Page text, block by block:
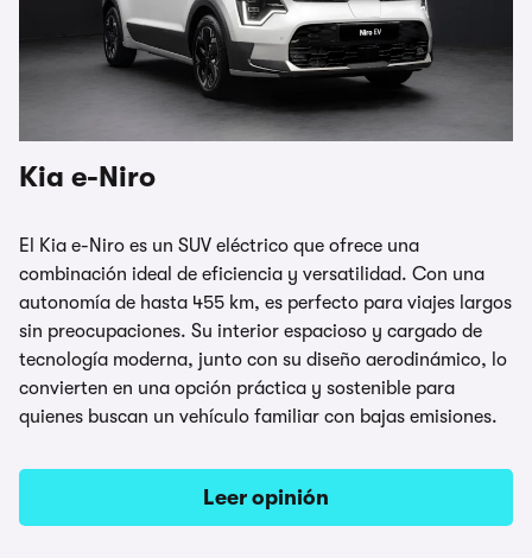
Kia e-Niro
El Kia e-Niro es un SUV eléctrico que ofrece una
combinación ideal de eficiencia y versatilidad. Con una
autonomía de hasta 455 km, es perfecto para viajes largos
sin preocupaciones. Su interior espacioso y cargado de
tecnología moderna, junto con su diseño aerodinámico, lo
convierten en una opción práctica y sostenible para
quienes buscan un vehículo familiar con bajas emisiones.
Leer opinión